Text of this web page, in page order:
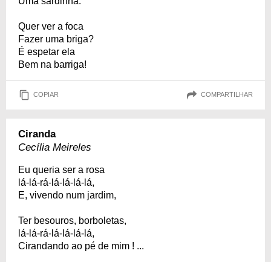
Quer ver a foca
Fazer uma briga?
É espetar ela
Bem na barriga!
COPIAR COMPARTILHAR
Ciranda
Cecília Meireles
Eu queria ser a rosa
lá-lá-rá-lá-lá-lá-lá,
E, vivendo num jardim,
Ter besouros, borboletas,
lá-lá-rá-lá-lá-lá-lá,
Cirandando ao pé de mim ! ...